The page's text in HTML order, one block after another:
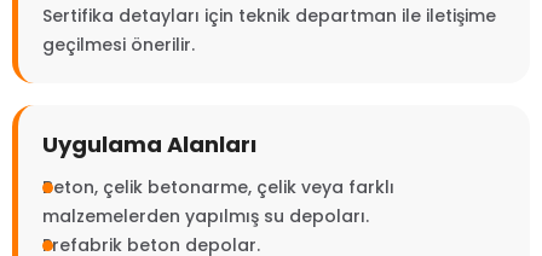
Sertifika detayları için teknik departman ile iletişime
geçilmesi önerilir.
Uygulama Alanları
Beton, çelik betonarme, çelik veya farklı
malzemelerden yapılmış su depoları.
Prefabrik beton depolar.